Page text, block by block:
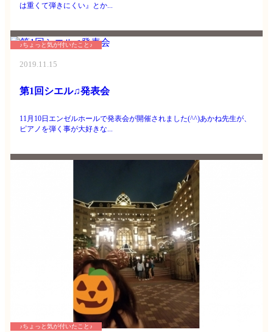
は重くて弾きにくい』とか...
♪ちょっと気が付いたこと♪
2019.11.15
第1回シエル♫発表会
11月10日エンゼルホールで発表会が開催されました(^^)あかね先生が、
ピアノを弾く事が大好きな...
♪ちょっと気が付いたこと♪